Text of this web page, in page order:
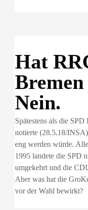
Hat
Bremen
Nein.
Spätestens als die
notierte (28.5.18/
eng werden würde.
1995 landete die SPD
umgekehrt und die
Aber was hat die
vor der Wahl bewirkt?